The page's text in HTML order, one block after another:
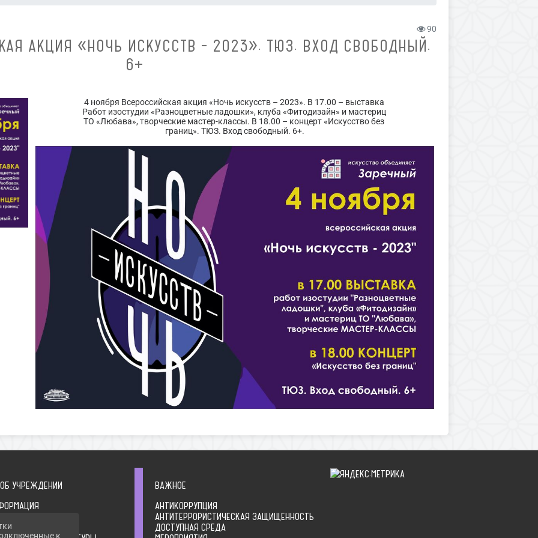
90
АКЦИЯ «НОЧЬ ИСКУССТВ – 2023». ТЮЗ. ВХОД СВОБОДНЫЙ.
6+
4 ноября Всероссийская акция «Ночь искусств – 2023». В 17.00 – выставка
Работ изостудии «Разноцветные ладошки», клуба «Фитодизайн» и мастериц
ТО «Любава», творческие мастер-классы. В 18.00 – концерт «Искусство без
границ». ТЮЗ. Вход свободный. 6+.
УЧРЕЖДЕНИИ
ДОКУМЕНТЫ
ВАЖНОЕ
АНТИКОРРУПЦИЯ
АНТИТЕРРОРИСТИЧЕСКАЯ ЗАЩИЩЕННОСТЬ
ДОСТУПНАЯ СРЕДА